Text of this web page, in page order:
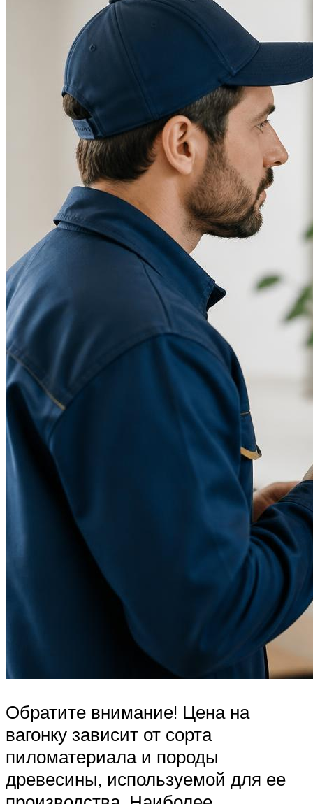
Обратите внимание! Цена на
вагонку зависит от сорта
пиломатериала и породы
древесины, используемой для ее